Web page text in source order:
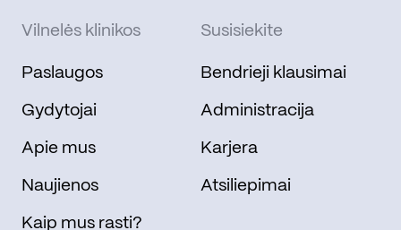
Vilnelės klinikos
Paslaugos
Gydytojai
Apie mus
Naujienos
Kaip mus rasti?
Susisiekite
Bendrieji klausimai
Administracija
Karjera
Atsiliepimai